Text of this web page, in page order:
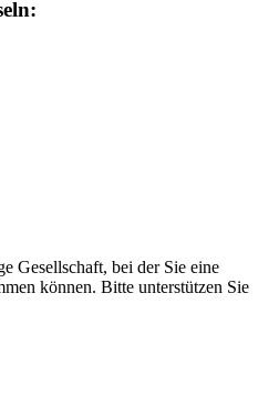
Gesellschaft, bei der Sie eine
können. Bitte unterstützen Sie